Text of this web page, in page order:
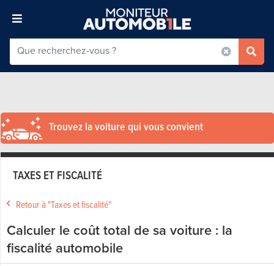
Trouvez la voiture qui vous convient
TAXES ET FISCALITÉ
Retour à "Taxes et fiscalité"
Calculer le coût total de sa voiture : la
fiscalité automobile